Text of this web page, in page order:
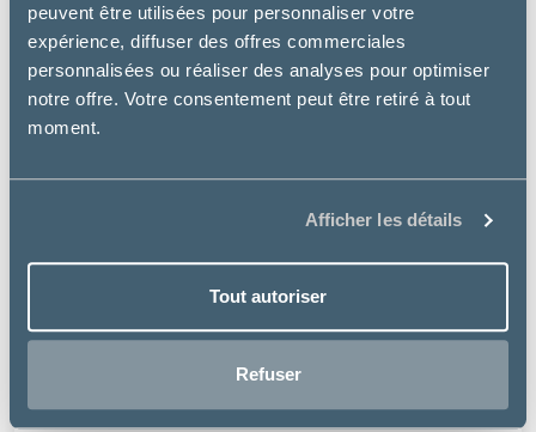
peuvent être utilisées pour personnaliser votre
expérience, diffuser des offres commerciales
personnalisées ou réaliser des analyses pour optimiser
notre offre. Votre consentement peut être retiré à tout
moment.
Afficher les détails
Tout autoriser
Refuser